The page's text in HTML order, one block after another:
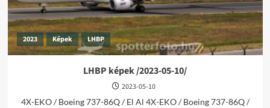
2023 Képek LHBP
LHBP képek /2023-05-10/
2023-05-10
4X-EKO / Boeing 737-86Q / El Al 4X-EKO / Boeing 737-86Q /